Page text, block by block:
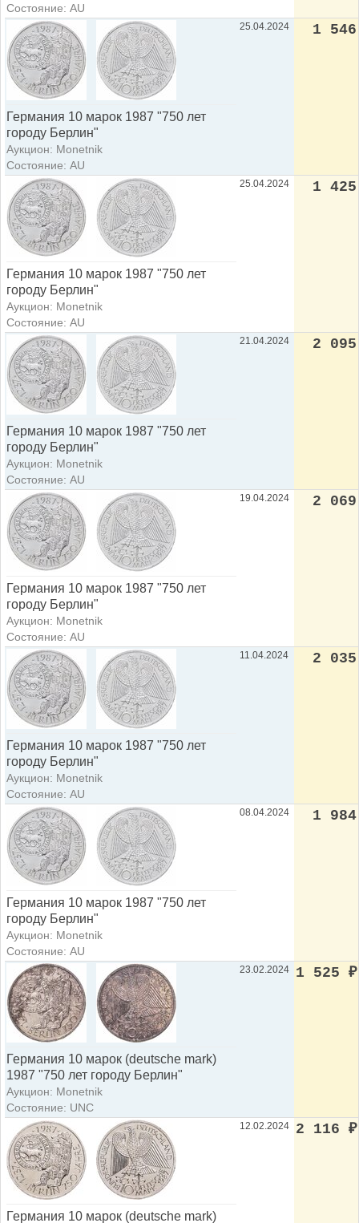
Состояние: AU
Германия 10 марок 1987 "750 лет
городу Берлин"
Аукцион: Monetnik
Состояние: AU
25.04.2024 1 546
Германия 10 марок 1987 "750 лет
городу Берлин"
Аукцион: Monetnik
Состояние: AU
25.04.2024 1 425
Германия 10 марок 1987 "750 лет
городу Берлин"
Аукцион: Monetnik
Состояние: AU
21.04.2024 2 095
Германия 10 марок 1987 "750 лет
городу Берлин"
Аукцион: Monetnik
Состояние: AU
19.04.2024 2 069
Германия 10 марок 1987 "750 лет
городу Берлин"
Аукцион: Monetnik
Состояние: AU
11.04.2024 2 035
Германия 10 марок 1987 "750 лет
городу Берлин"
Аукцион: Monetnik
Состояние: AU
08.04.2024 1 984
Германия 10 марок (deutsche mark)
1987 "750 лет городу Берлин"
Аукцион: Monetnik
Состояние: UNC
23.02.2024 1 525 ₽
Германия 10 марок (deutsche mark)
12.02.2024 2 116 ₽